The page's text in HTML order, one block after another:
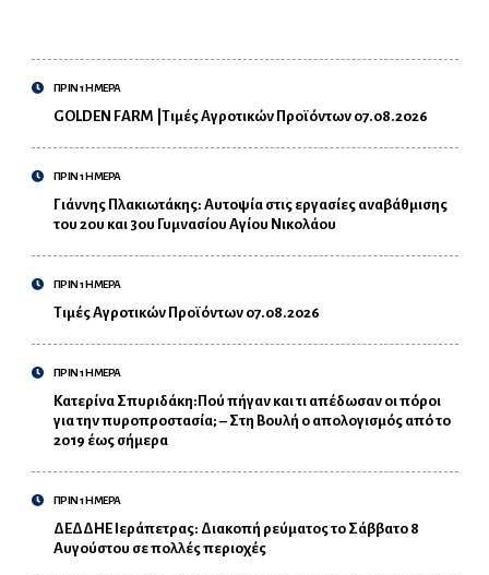
ΠΡΙΝ 1 ΗΜΕΡΑ
GOLDEN FARM |Τιμές Αγροτικών Προϊόντων 07.08.2026
ΠΡΙΝ 1 ΗΜΕΡΑ
Γιάννης Πλακιωτάκης: Αυτοψία στις εργασίες αναβάθμισης
του 2ου και 3ου Γυμνασίου Αγίου Νικολάου
ΠΡΙΝ 1 ΗΜΕΡΑ
Τιμές Αγροτικών Προϊόντων 07.08.2026
ΠΡΙΝ 1 ΗΜΕΡΑ
Κατερίνα Σπυριδάκη:Πού πήγαν και τι απέδωσαν οι πόροι
για την πυροπροστασία; – Στη Βουλή ο απολογισμός από το
2019 έως σήμερα
ΠΡΙΝ 1 ΗΜΕΡΑ
ΔΕΔΔΗΕ Ιεράπετρας: Διακοπή ρεύματος το Σάββατο 8
Αυγούστου σε πολλές περιοχές